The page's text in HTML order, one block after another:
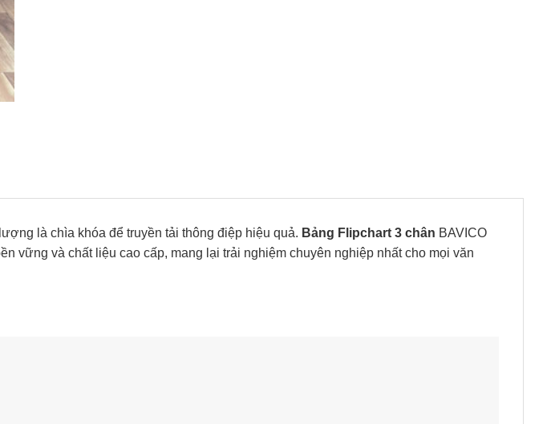
là chìa khóa để truyền tải thông điệp hiệu quả. Bảng Flipchart 3 chân BAVICO
vững và chất liệu cao cấp, mang lại trải nghiệm chuyên nghiệp nhất cho mọi văn